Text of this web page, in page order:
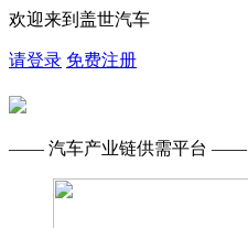
欢迎来到盖世汽车
请登录 免费注册
—— 汽车产业链供需平台 ——